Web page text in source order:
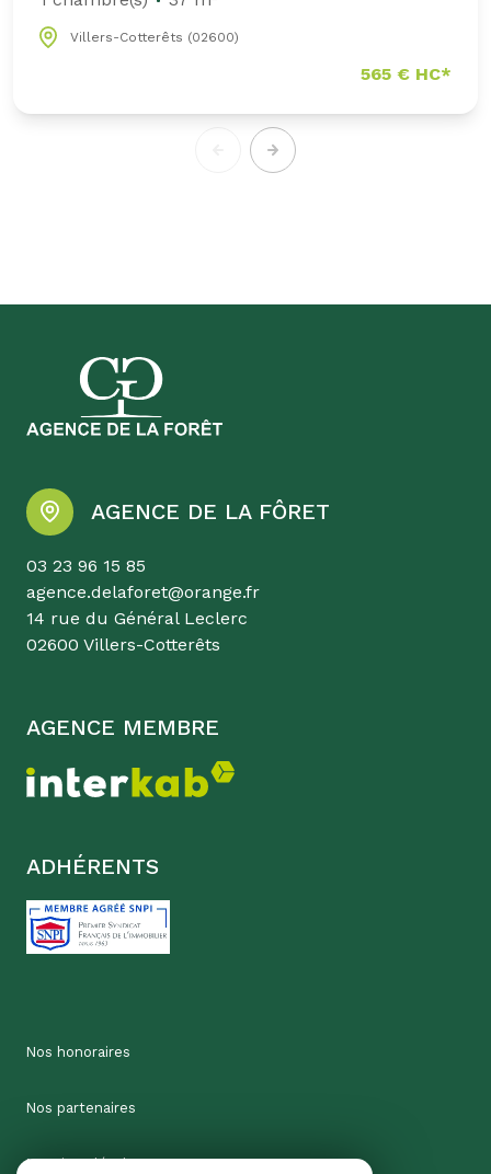
Villers-Cotterêts (02600)
565 € HC*
AGENCE DE LA FÔRET
03 23 96 15 85
agence.delaforet@orange.fr
14 rue du Général Leclerc
02600 Villers-Cotterêts
AGENCE MEMBRE
ADHÉRENTS
Nos honoraires
Nos partenaires
Mentions légales